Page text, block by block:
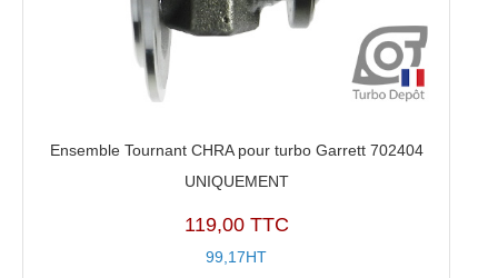
Ensemble Tournant CHRA pour turbo Garrett 702404
UNIQUEMENT
119,00 TTC
99,17HT